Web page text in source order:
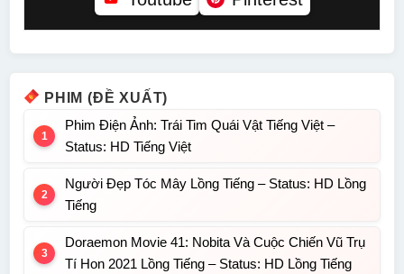
PHIM (ĐỀ XUẤT)
Phim Điện Ảnh: Trái Tim Quái Vật Tiếng Việt –
Status: HD Tiếng Việt
Người Đẹp Tóc Mây Lồng Tiếng – Status: HD Lồng
Tiếng
Doraemon Movie 41: Nobita Và Cuộc Chiến Vũ Trụ
Tí Hon 2021 Lồng Tiếng – Status: HD Lồng Tiếng